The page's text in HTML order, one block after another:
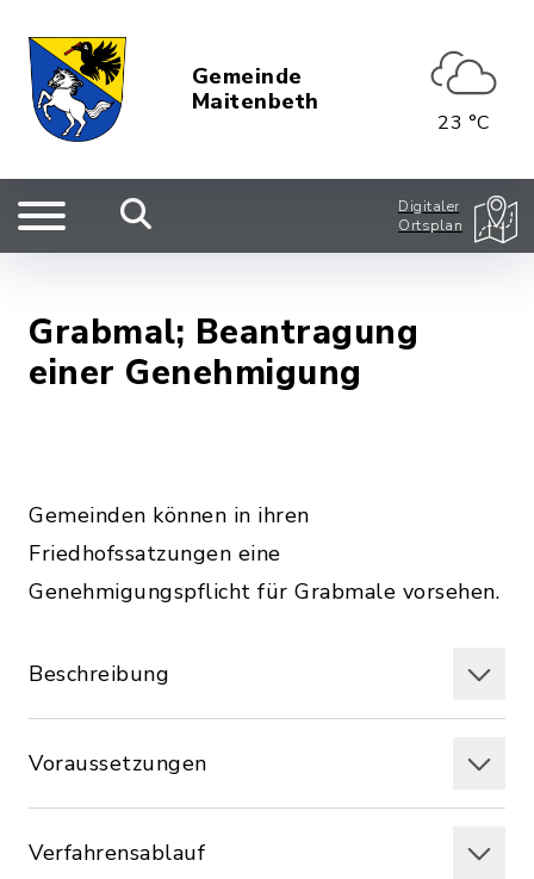
Gemeinde
Maitenbeth
23 °C
Digitaler
Ortsplan
Grabmal; Beantragung
einer Genehmigung
Gemeinden können in ihren
Friedhofssatzungen eine
Genehmigungspflicht für Grabmale vorsehen.
Beschreibung
Voraussetzungen
Verfahrensablauf